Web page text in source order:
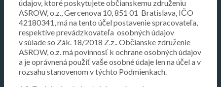
údajov, ktoré poskytujete občianskemu združeniu
ASROW, o.z., Gercenova 10, 851 01 Bratislava, IČO
42180341, má na tento účel postavenie spracovateľa,
respektíve prevádzkovateľa osobných údajov
v súlade so Zák. 18/2018 Z.z.. Občianske združenie
ASROW, o.z. má povinnosť k ochrane osobných údajov
a je oprávnená použiť vaše osobné údaje len na účel a v
rozsahu stanovenom v týchto Podmienkach.